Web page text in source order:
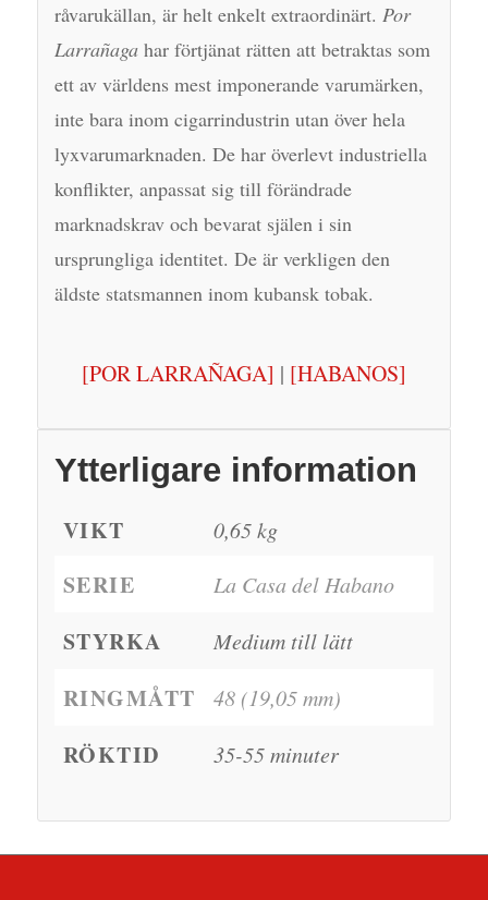
råvarukällan, är helt enkelt extraordinärt. Por
Larrañagahar förtjänat rätten att betraktas som
ett av världens mest imponerande varumärken,
inte bara inom cigarrindustrin utan över hela
lyxvarumarknaden. De har överlevt industriella
konflikter, anpassat sig till förändrade
marknadskrav och bevarat själen i sin
ursprungliga identitet. De är verkligen den
äldste statsmannen inom kubansk tobak.
[POR LARRAÑAGA] | [HABANOS]
Ytterligare information
VIKT 0,65 kg
SERIE La Casa del Habano
STYRKA Medium till lätt
RINGMÅTT 48 (19,05 mm)
RÖKTID 35-55 minuter